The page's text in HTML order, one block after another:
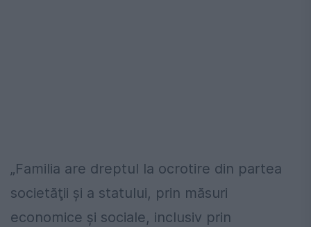
„Familia are dreptul la ocrotire din partea
societăţii şi a statului, prin măsuri
economice şi sociale, inclusiv prin